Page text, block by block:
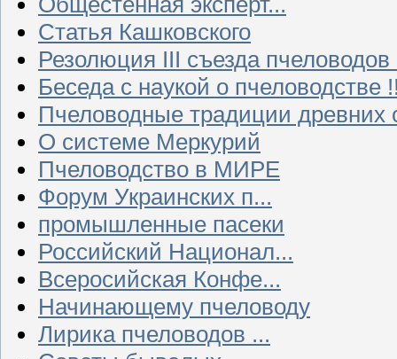
Статья Кашковского
Резолюция III съезда
Беседа с наукой о пчеловодстве
Пчеловодные традиции древних
О системе Меркурий
Пчеловодство в МИРЕ
Форум Украинских п...
промышленные пасеки
Российский Национал...
Всеросийская Конфе...
Начинающему пчеловоду
Лирика пчеловодов ...